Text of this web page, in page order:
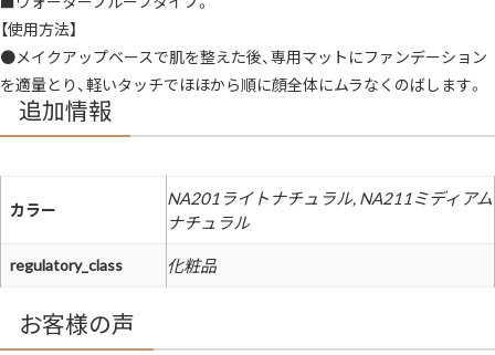
ラ
イ
ア
ル
サ
イ
る
明
い
フ
ィ
ト
感
ヤ
【使用方法】
●メイクアップベースで肌を整えた後、専用マットにファンデーション
を適量とり、軽いタッチでほほから順に顔全体にムラなくのばします。
追加情報
カラー
NA201ライトナチュラル, NA211ミディアム
ナチュラル
regulatory_class 化粧品
お客様の声